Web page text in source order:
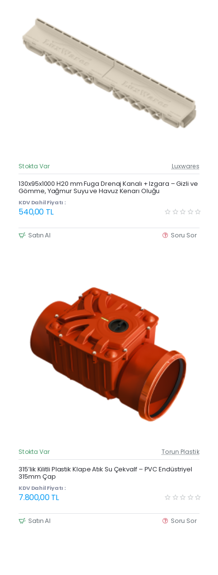
Güncel Fiyat
Yeni Ürün
Stokta Var Luxwares
130x95x1000 H20 mm Fuga Drenaj Kanalı + Izgara – Gizli ve
Gömme, Yağmur Suyu ve Havuz Kenarı Oluğu
KDV Dahil Fiyatı :
540,00 TL
Satın Al Soru Sor
Güncel Fiyat
Yeni Ürün
Stokta Var Torun Plastik
315’lik Kilitli Plastik Klape Atık Su Çekvalf – PVC Endüstriyel
315mm Çap
KDV Dahil Fiyatı :
7.800,00 TL
Satın Al Soru Sor